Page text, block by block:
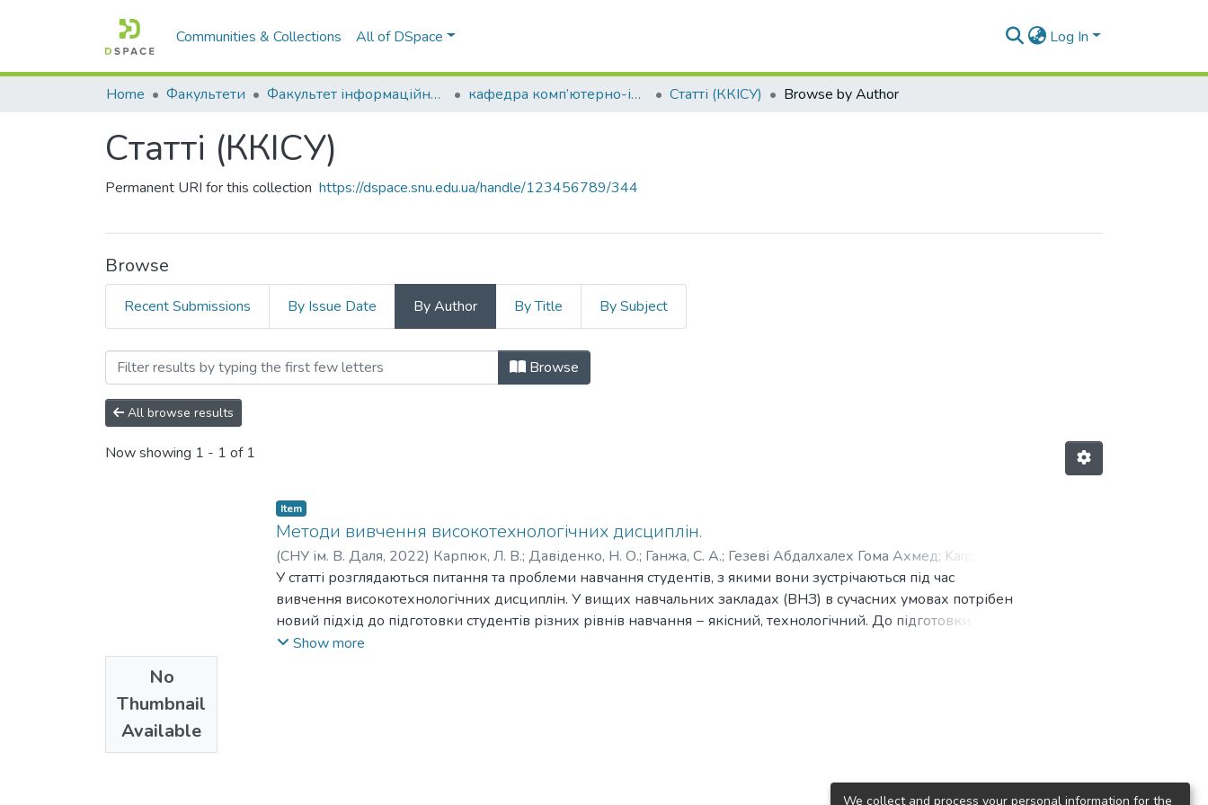
Communities & Collections All of DSpace Log In
Home Факультети Факультет інформаційних технологій та електроніки кафедра комп’ютерно-інтегрованих систем управління Статті (ККІСУ) Browse by Author
Статті (ККІСУ)
Permanent URI for this collection https://dspace.snu.edu.ua/handle/123456789/344
Browse
Recent Submissions By Issue Date By Author By Title By Subject
Browsing Статті (ККІСУ) by Author "Ganzha, S. A."
Browse
All browse results
Now showing 1 - 1 of 1
No
Thumbnail
Available
Item
Методи вивчення високотехнологічних дисциплін.
(СНУ ім. В. Даля, 2022) Карпюк, Л. В.; Давіденко, Н. О.; Ганжа, С. А.; Гезеві Абдалхалех Гома Ахмед; Karpyuk, L.
V.;Davydenko, N. O.;Ganzha, S. A. ;Gezevi Abdalhaleh Goma Ahmed
У статті розглядаються питання та проблеми навчання студентів, з якими вони зустрічаються під час
вивчення високотехнологічних дисциплін. У вищих навчальних закладах (ВНЗ) в сучасних умовах потрібен
новий підхід до підготовки студентів різних рівнів навчання − якісний, технологічний. До підготовки
фахівців галузі знань «Автоматизація та приладобудування» висуваються підвищені вимоги. Зважаючи на
проміжні завдання, шукають шляхи їх вирішення, а виконуючи проєкт, порівнюють отримані результати із
Show more
We collect and process your personal information for the